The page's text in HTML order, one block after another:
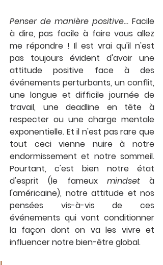
Penser de manière positive... Facile
à dire, pas facile à faire vous allez
me répondre ! Il est vrai qu'il n'est
pas toujours évident d'avoir une
attitude positive face à des
événements perturbants, un conflit,
une longue et difficile journée de
travail, une deadline en tête à
respecter ou une charge mentale
exponentielle. Et il n'est pas rare que
tout ceci vienne nuire à notre
endormissement et notre sommeil.
Pourtant, c'est bien notre état
d'esprit (le fameux mindset à
l'américaine), notre attitude et nos
pensées vis-à-vis de ces
événements qui vont conditionner
la façon dont on va les vivre et
influencer notre bien-être global.